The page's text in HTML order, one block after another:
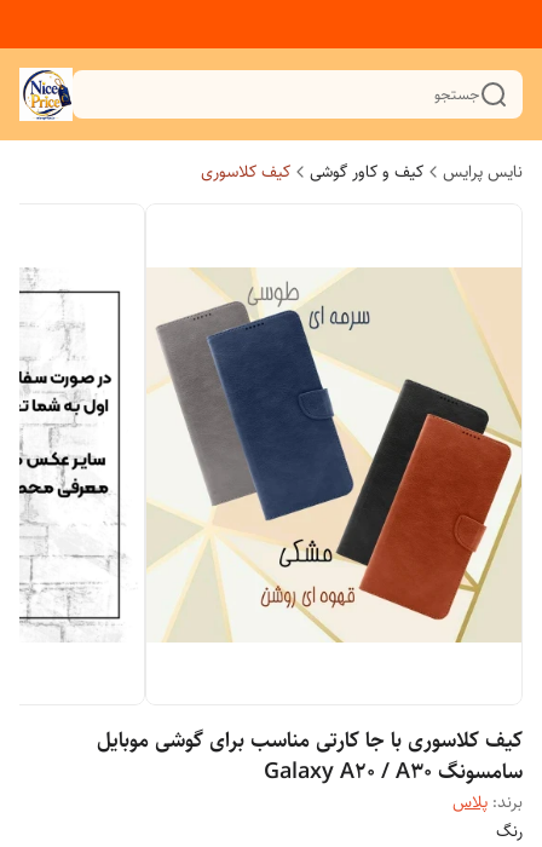
جستجو
نایس پرایس کیف و کاور گوشی کیف کلاسوری
کیف کلاسوری با جا کارتی مناسب برای گوشی موبایل
سامسونگ Galaxy A20 / A30
برند: پلاس
رنگ